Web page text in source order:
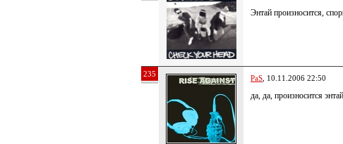
Энтай произносится,
235 PaS , 10.11.2006 22:50
да, да, произносится